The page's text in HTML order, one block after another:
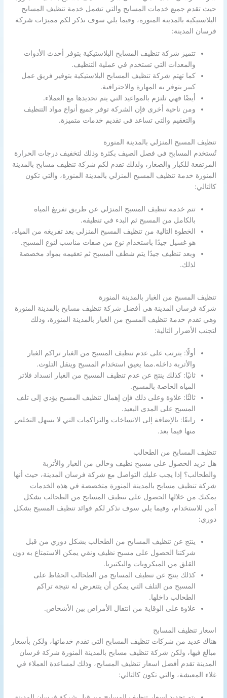
حيث تقدم جميع خدمات المسابح والتي تشمل خدمة تنظيف المسابح
البلاستيكية بالمدينة المنورة، وفيما يلي سوف نذكر لكم مميزات شركة
فرسان المدينة:
تتميز شركة تنظيف المسابح البلاستيكية بتوفر أحدث الأدوات
والمعدات التي تستخدم في عملية التنظيف.
كما تهتم شركة تنظيف المسابح البلاستيكية بتوفير فريق عمل
كبير يتوفر به المهارة والاحترافية.
أيضًا فهي تلتزم بالمواعيد التي يتم تحديدها مع العملاء.
ومن ناحية أخرى فإن الشركة توفر جميع أنواع مواد التنظيف
والتعقيم والتي تساعد في تقديم خدمات متميزة.
تنظيف المسبح المنزلي بالمدينة المنورة
تُستخدم المسابح في فصل الصيف بكثرة وذلك لتخفيف درجات الحرارة
المرتفعة للكبار والصغار، ولذلك تقدم لكم شركة تنظيف مسابح بالمدينة
المنورة خدمة تنظيف المسبح المنزلي بالمدينة المنورة، والتي تكون
كالتالي:
تتم خدمة تنظيف المسبح المنزلي عن طريق تفريغ المياه
بالكامل من المسبح ثم البدء في تنظيفه.
الخطوة التالية من تنظيف المسبح المنزلي بعد تفريغه من المياه،
هو غسيل جيدًا باستخدام نوع من صفات مناسب لنوع المسبح.
وبعد تنظيف جيدًا يتم شطف المسبح ثم تعقيمه بمواد مخصصة
لذلك.
تنظيف المسبح من الغبار بالمدينة المنورة
شركة فرسان المدينة هي أفضل شركة تنظيف مسابح بالمدينة المنورة
وهي تقدم خدمة تنظيف المسبح من الغبار بالمدينة المنورة، وذلك
لتجنب الأضرار التالية:
أولًا: يترتب على عدم تنظيف المسبح من الغبار تراكم الغبار
والأتربة داخله.مما يعيق استخدام المسبح وينقل التلوث.
ثانيًا: كذلك ينتج عن عدم تنظيف المسبح من الغبار انسداد فلاتر
المياه الخاصة بالمسبح.
ثالثًا: علاوة وعلى ذلك فإن إهمال تنظيف المسبح يؤدي إلى تلف
المسبح على المدى البعيد.
رابعًا: بالإضافة إلى الاتساخات والتراكمات التي لا يسهل التخلص
منها فيما بعد.
تنظيف المسابح من الطحالب
هل تريد الحصول على مسبح نظيف وخالي من الغبار والأتربة
والطحالب؟ إذا يجب عليك التواصل مع شركة فرسان المدينة، حيث أنها
شركة تنظيف مسابح بالمدينة المنورة متخصصة في هذه الخدمات
يمكنك من خلالها الحصول على تنظيف المسابح من الطحالب بشكل
آمن للاستخدام، وفيما يلي سوف نذكر لكم فوائد تنظيف المسبح بشكل
دوري:
ينتج عن تنظيف المسابح من الطحالب بشكل دوري من قبل
شركتنا الحصول على مسبح نظيف ونقي يمكن الاستمتاع به دون
القلق من الميكروبات والبكتيريا.
كذلك ينتج عن تنظيف المسابح من الطحالب الحفاظ على
المسبح من التلف التي يمكن أن يتتعرض له نتيجة تراكم
الطحالب داخلها.
علاوة على الوقاية من انتقال الأمراض بين الأشخاص.
اسعار تنظيف المسابح
هناك عديد من شركات تنظيف المسابح التي تقدم خدماتها، ولكن بأسعار
مبالغ فيها، ولكن شركة تنظيف مسابح بالمدينة المنورة شركة فرسان
المدينة تقدم أفضل اسعار تنظيف المسابح، وذلك لمساعدة العملاء في
غلاء المعيشة، والتي تكون كالتالي: